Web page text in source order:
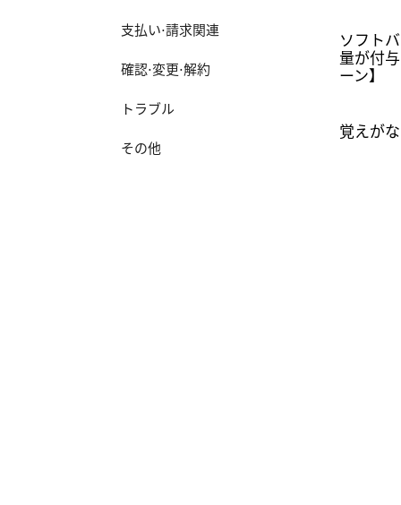
支払い⋅請求関連
確認⋅変更⋅解約
トラブル
その他
ソフト
量が付
ーン】
覚えが